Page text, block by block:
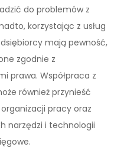
do problemów z
korzystając z usług
mają pewność,
zgodnie z
prawa. Współpraca z
również przynieść
pracy oraz
narzędzi i technologii